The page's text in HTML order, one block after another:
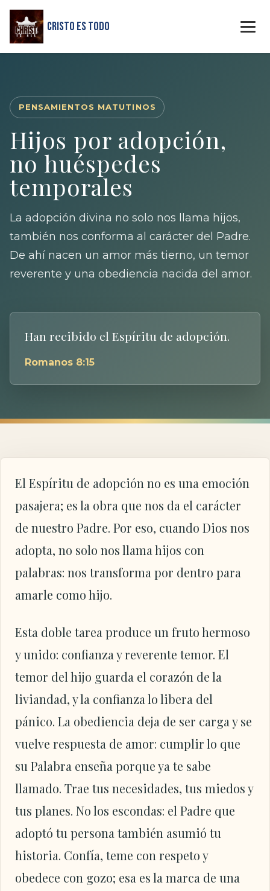
Cristo Es Todo
PENSAMIENTOS MATUTINOS
Hijos por adopción,
no huéspedes
temporales
La adopción divina no solo nos llama hijos,
también nos conforma al carácter del Padre.
De ahí nacen un amor más tierno, un temor
reverente y una obediencia nacida del amor.
Han recibido el Espíritu de adopción.
Romanos 8:15
El Espíritu de adopción no es una emoción
pasajera; es la obra que nos da el carácter
de nuestro Padre. Por eso, cuando Dios nos
adopta, no solo nos llama hijos con
palabras: nos transforma por dentro para
amarle como hijo.
Esta doble tarea produce un fruto hermoso
y unido: confianza y reverente temor. El
temor del hijo guarda el corazón de la
liviandad, y la confianza lo libera del
pánico. La obediencia deja de ser carga y se
vuelve respuesta de amor: cumplir lo que
su Palabra enseña porque ya te sabe
llamado. Trae tus necesidades, tus miedos y
tus planes. No los escondas: el Padre que
adoptó tu persona también asumió tu
historia. Confía, teme con respeto y
obedece con gozo; esa es la marca de una